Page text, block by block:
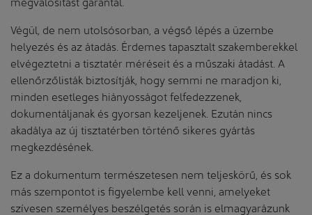
Végül, de nem utolsósorban, a végső lépés a üzembe
helyezés és az átadás. Érdemes tapasztalt szakemberekkel
elvégeztetni a tisztatér méréseit és a műszaki átadást. A
ellenőrzőlisták biztosítják, hogy semmi ne maradjon ki,
minden esetleges hiányosságot felfedezzenek,
dokumentáljanak és gyorsan kezeljenek. Ezután nincs
akadálya az új tisztatérben történő sikeres gyártás
megkezdésének.
Ez a dokumentum természetesen nem teljeskörű, és sok
más szempontot is figyelembe kell venni, amelyeket
szívesen személyes beszélgetés során is elmagyarázunk